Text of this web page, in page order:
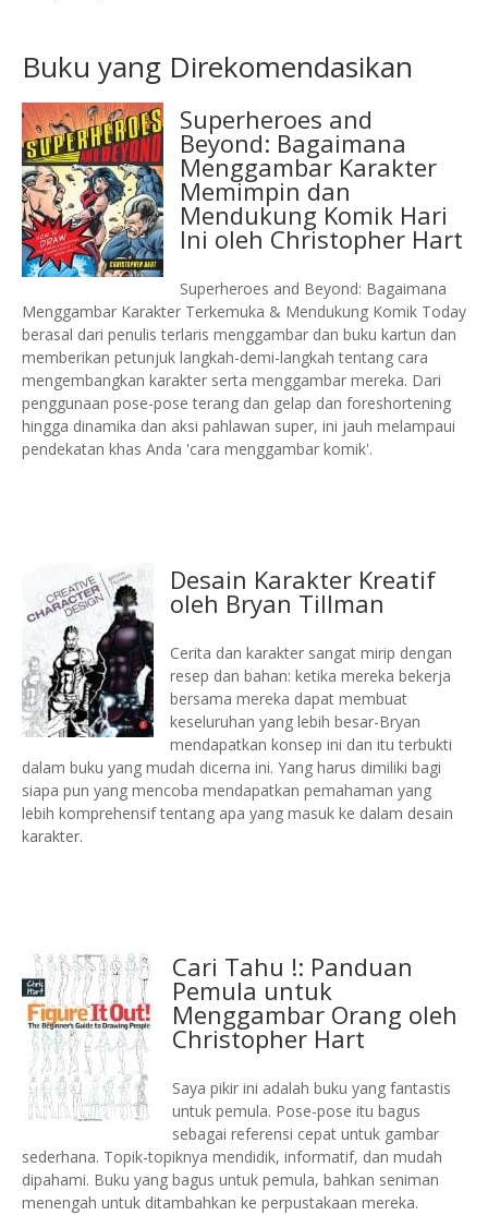
Buku yang Direkomendasikan
Superheroes and
Beyond: Bagaimana
Menggambar Karakter
Memimpin dan
Mendukung Komik Hari
Ini oleh Christopher Hart
Superheroes and Beyond: Bagaimana
Menggambar Karakter Terkemuka & Mendukung Komik Today
berasal dari penulis terlaris menggambar dan buku kartun dan
memberikan petunjuk langkah-demi-langkah tentang cara
mengembangkan karakter serta menggambar mereka. Dari
penggunaan pose-pose terang dan gelap dan foreshortening
hingga dinamika dan aksi pahlawan super, ini jauh melampaui
pendekatan khas Anda 'cara menggambar komik'.
Desain Karakter Kreatif
oleh Bryan Tillman
Cerita dan karakter sangat mirip dengan
resep dan bahan: ketika mereka bekerja
bersama mereka dapat membuat
keseluruhan yang lebih besar-Bryan
mendapatkan konsep ini dan itu terbukti
dalam buku yang mudah dicerna ini. Yang harus dimiliki bagi
siapa pun yang mencoba mendapatkan pemahaman yang
lebih komprehensif tentang apa yang masuk ke dalam desain
karakter.
Cari Tahu !: Panduan
Pemula untuk
Menggambar Orang oleh
Christopher Hart
Saya pikir ini adalah buku yang fantastis
untuk pemula. Pose-pose itu bagus
sebagai referensi cepat untuk gambar
sederhana. Topik-topiknya mendidik, informatif, dan mudah
dipahami. Buku yang bagus untuk pemula, bahkan seniman
menengah untuk ditambahkan ke perpustakaan mereka.